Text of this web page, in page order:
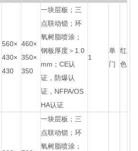
560×
430×
430
460×
350×
350
一块层板；三
点联动锁；环
氧树脂喷涂；
钢板厚度＞1.0
mm；CE认
证，防爆认
证，NFPA/OS
HA认证
1
单
门
红
色
一块层板；三
点联动锁；环
氧树脂喷涂；